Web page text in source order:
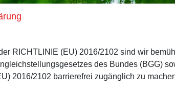
RICHTLINIE (EU) 2016/2102 sind wir
des Bundes (BGG)
2016/2102 barrierefrei zugänglich zu